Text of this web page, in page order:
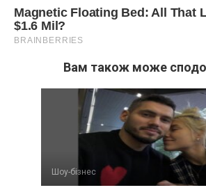
Вам також може
Шоу-бізнес